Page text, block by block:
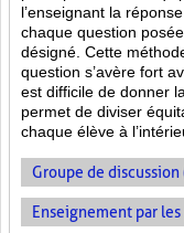
l’enseignant la
chaque question
désigné. Cette
question s’avère fort
est difficile de donner
permet de diviser
chaque élève à
Groupe de discussion
Enseignement par les